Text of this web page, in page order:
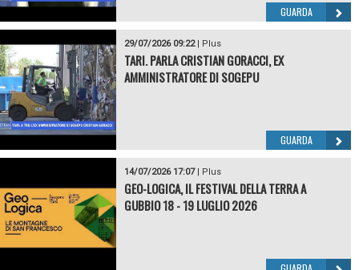
GUARDA
29/07/2026 09:22| Plus
TARI. PARLA CRISTIAN GORACCI, EX
AMMINISTRATORE DI SOGEPU
GUARDA
14/07/2026 17:07| Plus
GEO-LOGICA, IL FESTIVAL DELLA TERRA A
GUBBIO 18 - 19 LUGLIO 2026